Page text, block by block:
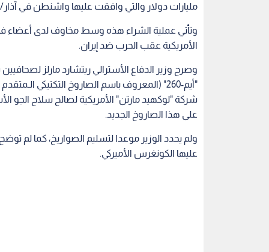
مليارات دولار والتي وافقت عليها واشنطن في
وتأتي عملية الشراء هذه وسط مخاوف لدى أعضاء
الأمريكية عقب الحرب ضد إيران.
شركة "لوكهيد مارتن" الأمريكية لصالح سلاح الجو
على هذا الصاروخ الجديد.
ولم يحدد الوزير موعدا لتسليم الصواريخ، كما لم
عليها الكونغرس الأميركي.